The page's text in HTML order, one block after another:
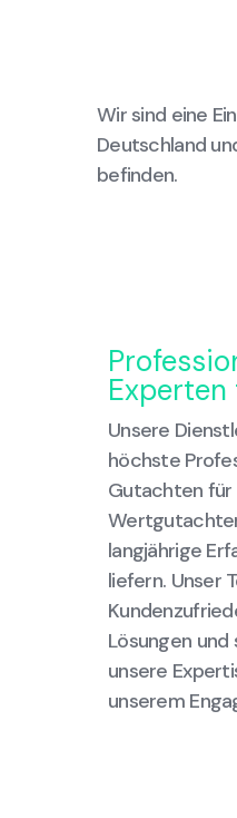
Wir sind eine
Deutschland
befinden.
Unsere
höchste
Gutachten für
langjährige
liefern. Unser
Lösungen
unsere
unserem